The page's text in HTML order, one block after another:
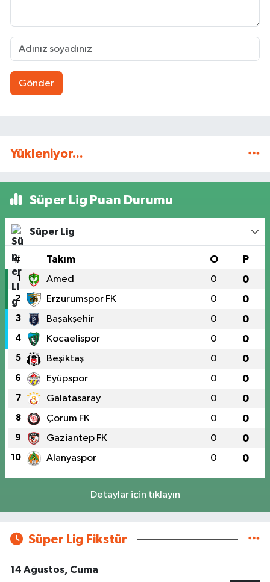
Gönder
Yükleniyor...
Süper Lig Puan Durumu
Süper Lig
# Takım O P
1 Amed 0 0
2 Erzurumspor FK 0 0
3 Başakşehir 0 0
4 Kocaelispor 0 0
5 Beşiktaş 0 0
6 Eyüpspor 0 0
7 Galatasaray 0 0
8 Çorum FK 0 0
9 Gaziantep FK 0 0
10 Alanyaspor 0 0
Detaylar için tıklayın
Süper Lig Fikstür
14 Ağustos, Cuma